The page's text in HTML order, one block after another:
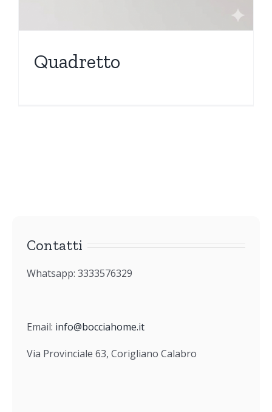
Quadretto
Contatti
Whatsapp: 3333576329
Email: info@bocciahome.it
Via Provinciale 63, Corigliano Calabro